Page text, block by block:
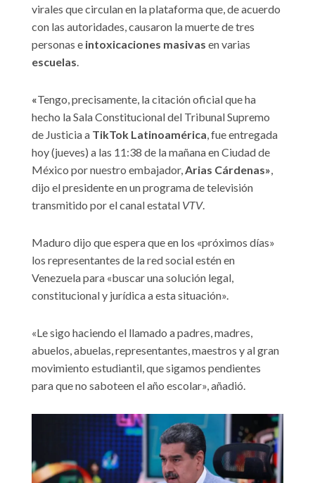
virales que circulan en la plataforma que, de acuerdo
con las autoridades, causaron la muerte de tres
personas e intoxicaciones masivas en varias
escuelas.
«Tengo, precisamente, la citación oficial que ha
hecho la Sala Constitucional del Tribunal Supremo
de Justicia a TikTok Latinoamérica, fue entregada
hoy (jueves) a las 11:38 de la mañana en Ciudad de
México por nuestro embajador,Arias Cárdenas»,
dijo el presidente en un programa de televisión
transmitido por el canal estatal VTV.
Maduro dijo que espera que en los «próximos días»
los representantes de la red social estén en
Venezuela para «buscar una solución legal,
constitucional y jurídica a esta situación».
«Le sigo haciendo el llamado a padres, madres,
abuelos, abuelas, representantes, maestros y al gran
movimiento estudiantil, que sigamos pendientes
para que no saboteen el año escolar», añadió.